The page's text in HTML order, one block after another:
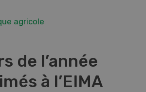
agricole
de l’année
à l’EIMA